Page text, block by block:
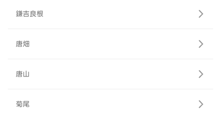
鎌吉良根
唐畑
唐山
菊尾